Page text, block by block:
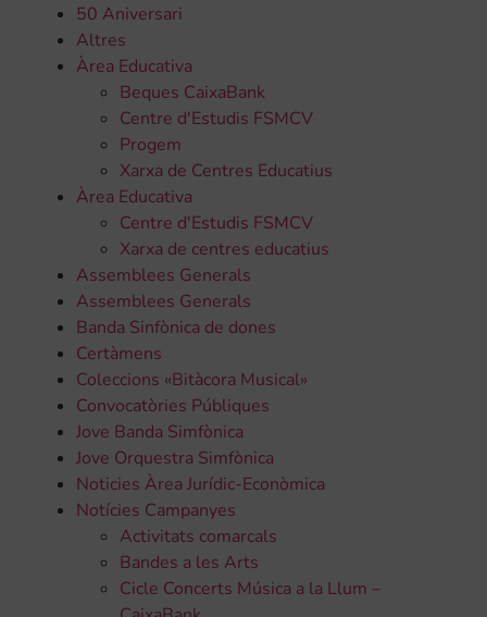
50 Aniversari
Altres
Àrea Educativa
Beques CaixaBank
Centre d'Estudis FSMCV
Progem
Xarxa de Centres Educatius
Àrea Educativa
Centre d'Estudis FSMCV
Xarxa de centres educatius
Assemblees Generals
Assemblees Generals
Banda Sinfònica de dones
Certàmens
Coleccions «Bitàcora Musical»
Convocatòries Públiques
Jove Banda Simfònica
Jove Orquestra Simfònica
Noticies Àrea Jurídic-Econòmica
Notícies Campanyes
Activitats comarcals
Bandes a les Arts
Cicle Concerts Música a la Llum –